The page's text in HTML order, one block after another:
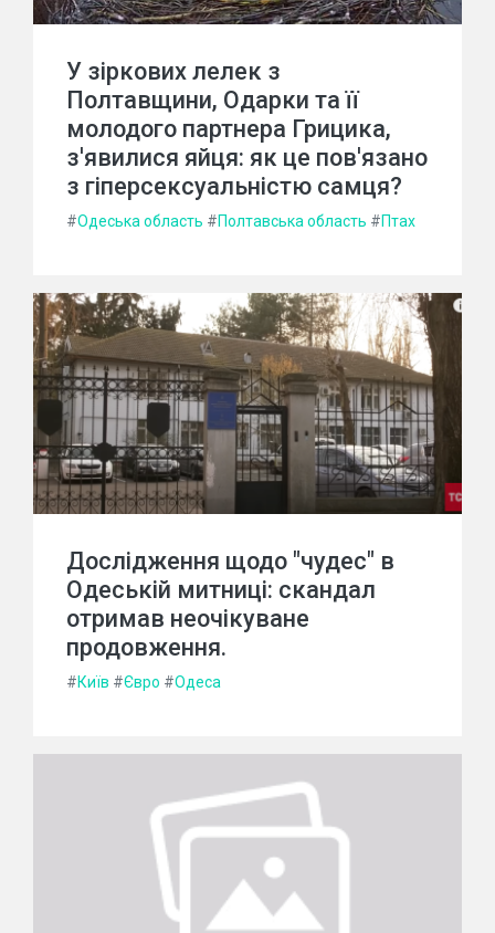
У зіркових лелек з
Полтавщини, Одарки та її
молодого партнера Грицика,
з'явилися яйця: як це пов'язано
з гіперсексуальністю самця?
#Одеська область #Полтавська область #Птах
Дослідження щодо "чудес" в
Одеській митниці: скандал
отримав неочікуване
продовження.
#Київ #Євро #Одеса